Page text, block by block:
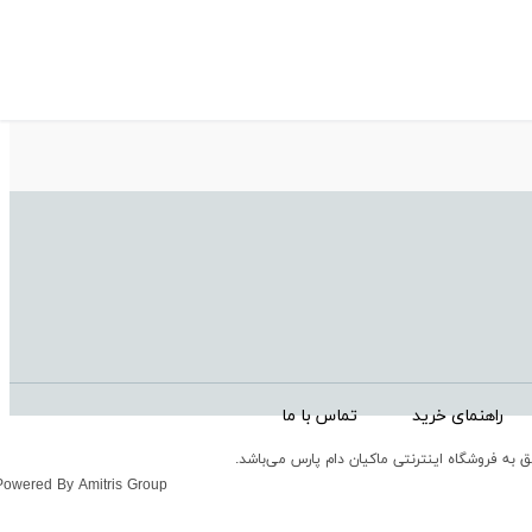
راهنمای خرید تماس با ما
فروشگاه اینترنتی ماکیان دام پارس می‌باشد.
By Amitris Group